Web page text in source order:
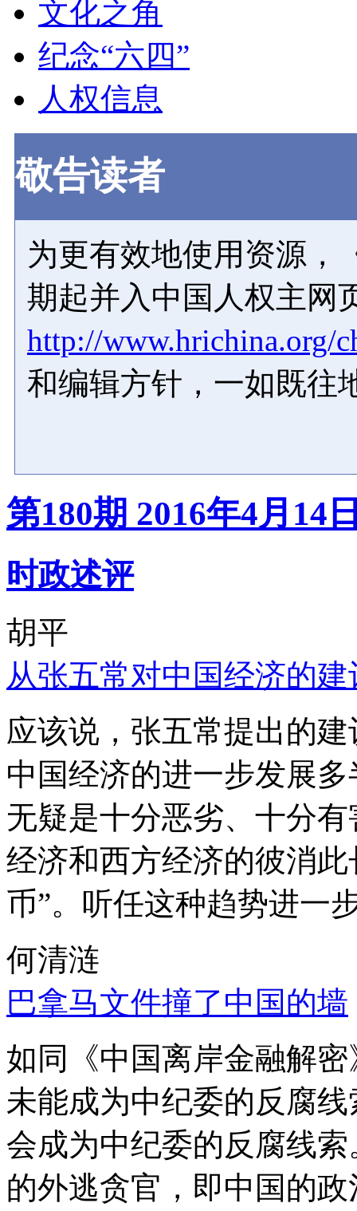
文化之角
纪念“六四”
人权信息
敬告读者
为更有效地使用资源，
期起并入中国人权主网
http://www.hrichina.org/
和编辑方针，一如既往
第180期 2016年4月14
时政述评
胡平
从张五常对中国经济的
应该说，张五常提出的
中国经济的进一步发展
无疑是十分恶劣、十分
经济和西方经济的彼消
币”。听任这种趋势进一
何清涟
巴拿马文件撞了中国的墙
如同《中国离岸金融解
未能成为中纪委的反腐
会成为中纪委的反腐线
的外逃贪官，即中国的